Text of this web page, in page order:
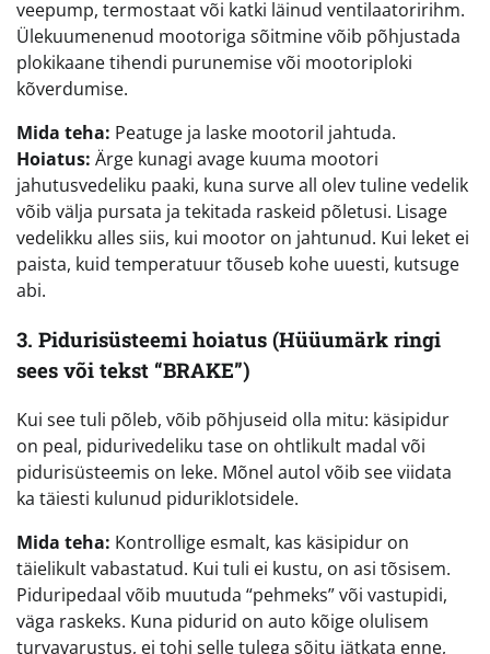
veepump, termostaat või katki läinud ventilaatoririhm.
Ülekuumenenud mootoriga sõitmine võib põhjustada
plokikaane tihendi purunemise või mootoriploki
kõverdumise.
Mida teha: Peatuge ja laske mootoril jahtuda.
Hoiatus: Ärge kunagi avage kuuma mootori
jahutusvedeliku paaki, kuna surve all olev tuline vedelik
võib välja pursata ja tekitada raskeid põletusi. Lisage
vedelikku alles siis, kui mootor on jahtunud. Kui leket ei
paista, kuid temperatuur tõuseb kohe uuesti, kutsuge
abi.
3. Pidurisüsteemi hoiatus (Hüüumärk ringi
sees või tekst “BRAKE”)
Kui see tuli põleb, võib põhjuseid olla mitu: käsipidur
on peal, pidurivedeliku tase on ohtlikult madal või
pidurisüsteemis on leke. Mõnel autol võib see viidata
ka täiesti kulunud piduriklotsidele.
Mida teha: Kontrollige esmalt, kas käsipidur on
täielikult vabastatud. Kui tuli ei kustu, on asi tõsisem.
Piduripedaal võib muutuda “pehmeks” või vastupidi,
väga raskeks. Kuna pidurid on auto kõige olulisem
turvavarustus, ei tohi selle tulega sõitu jätkata enne,